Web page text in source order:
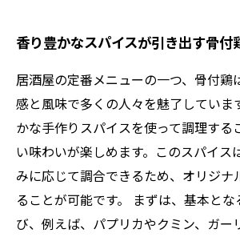
香り豊かなスパイスが引き出す骨付
居酒屋の定番メニューの一つ、骨付鶏
感と風味で多くの人々を魅了していま
かな手作りスパイスを使って調理する
い味わいが楽しめます。このスパイス
みに応じて調合できるため、オリジナ
ることが可能です。 まずは、基本と
び、例えば、パプリカやクミン、ガー